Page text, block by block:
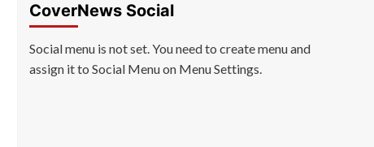
CoverNews Social
Social menu is not set. You need to create menu and
assign it to Social Menu on Menu Settings.